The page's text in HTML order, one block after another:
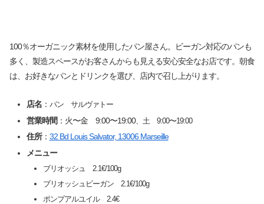
100％オーガニック素材を使用したパン屋さん。ビーガン対応のパンも
多く、製造スペースがお客さんからも見える安心安全なお店です。朝食
は、お好きなパンとドリンクを選び、店内で召し上がります。
店名： パン サルヴァトー
営業時間：火〜金 9:00〜19:00、土 9:00〜19:00
住所： 32 Bd Louis Salvator, 13006 Marseille
メニュー
ブリオッシュ 2.1€/100g
ブリオッシュビーガン 2.1€/100g
ポンプアルユイル 2.4€